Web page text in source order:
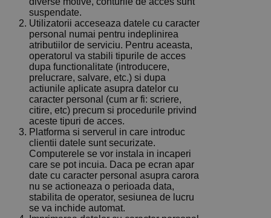
suspendate.
Utilizatorii acceseaza datele cu caracter
personal numai pentru indeplinirea
atributiilor de serviciu. Pentru aceasta,
operatorul va stabili tipurile de acces
dupa functionalitate (introducere,
prelucrare, salvare, etc.) si dupa
actiunile aplicate asupra datelor cu
caracter personal (cum ar fi: scriere,
citire, etc) precum si procedurile privind
aceste tipuri de acces.
Platforma si serverul in care introduc
clientii datele sunt securizate.
Computerele se vor instala in incaperi
care se pot incuia. Daca pe ecran apar
date cu caracter personal asupra carora
nu se actioneaza o perioada data,
stabilita de operator, sesiunea de lucru
se va inchide automat.